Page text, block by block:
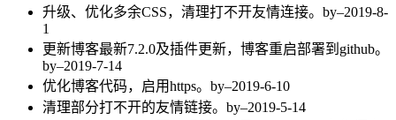
升级、优化多余CSS，清理打不开友情连接。by–2019-8-
1
更新博客最新7.2.0及插件更新，博客重启部署到github。
by–2019-7-14
优化博客代码，启用https。by–2019-6-10
清理部分打不开的友情链接。by–2019-5-14